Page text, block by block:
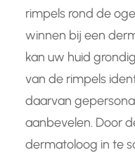
rimpels rond de
winnen bij een
kan uw huid
van de rimpels
daarvan
aanbevelen. Door
dermatoloog in te